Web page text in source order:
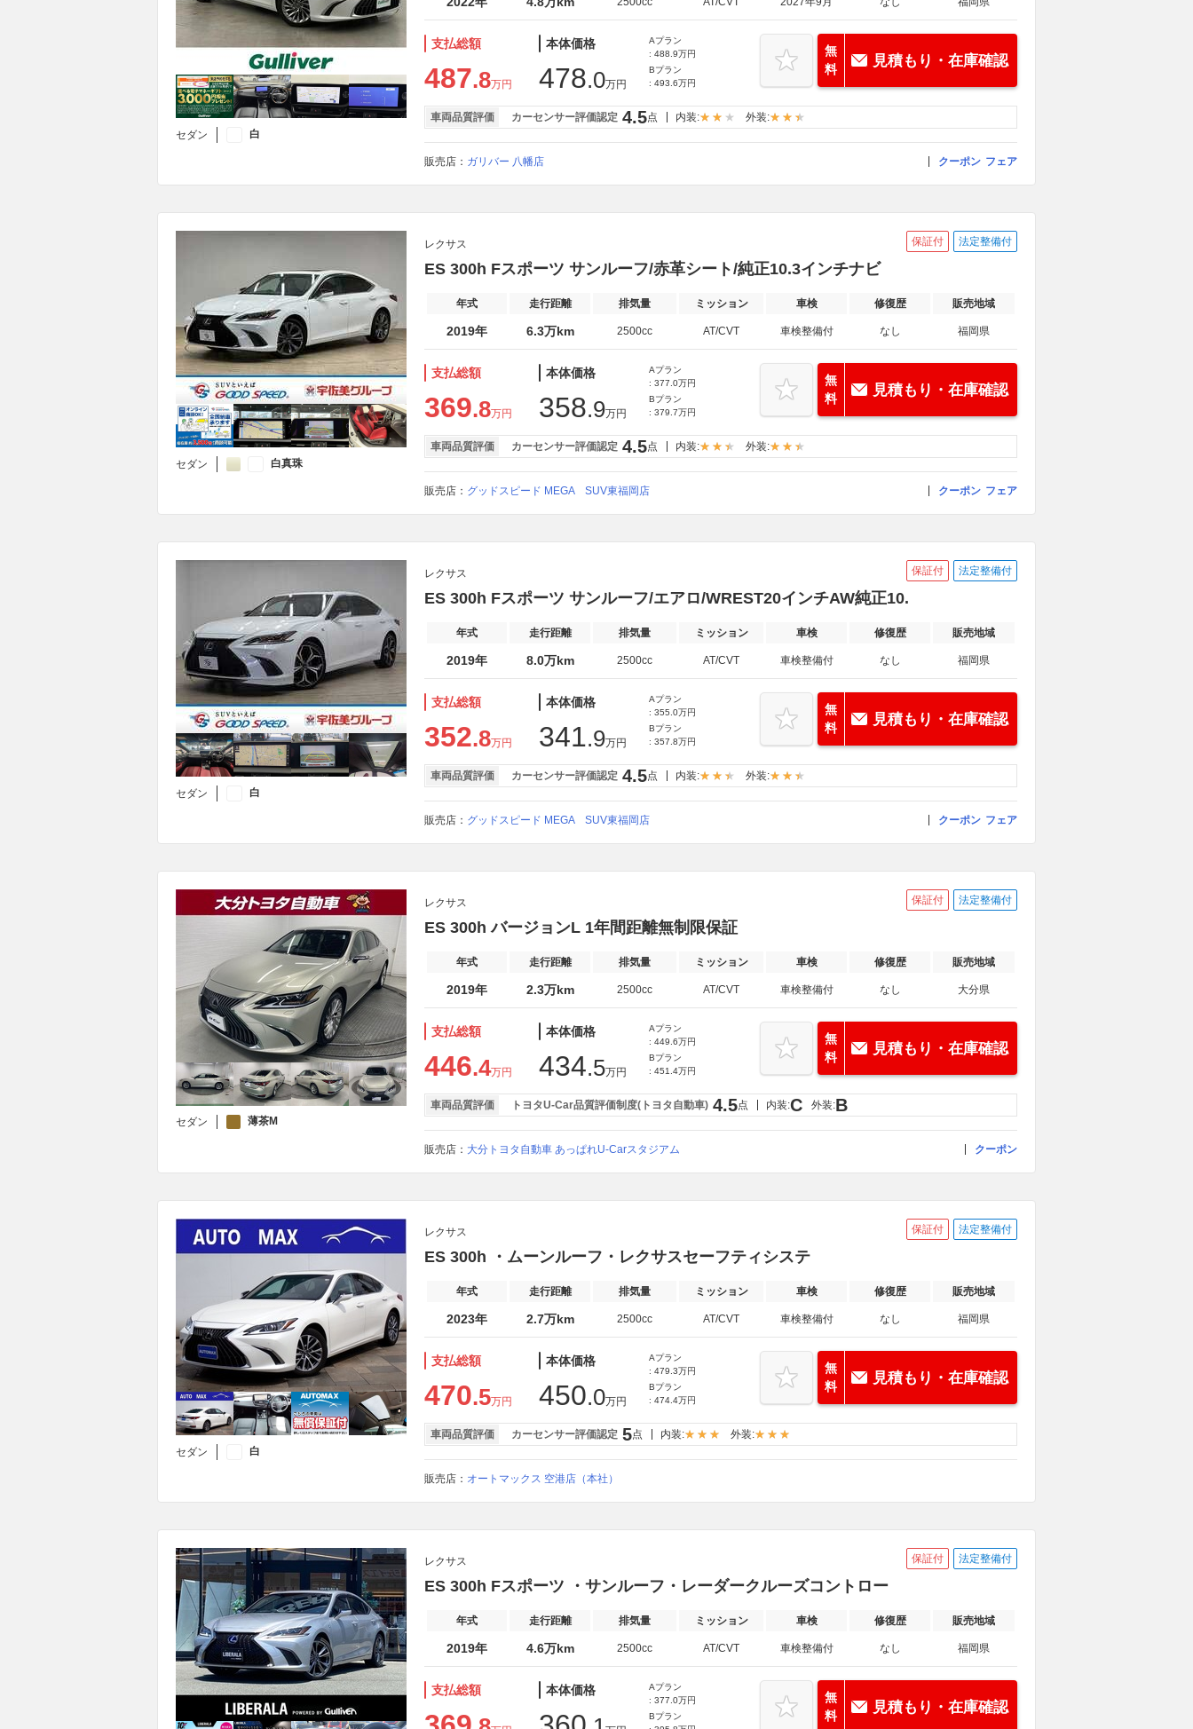
セダン 白
支払総額
487.8万円
本体価格
478.0万円
Aプラン
: 488.9万円
Bプラン
: 493.6万円
無
料
見積もり・在庫確認
車両品質評価 カーセンサー評価認定 4.5点 内装: 外装:
販売店： ガリバー 八幡店 クーポン フェア
セダン 白真珠
レクサス 保証付 法定整備付
ES 300h Fスポーツ サンルーフ/赤革シート/純正10.3インチナビ
年式 走行距離 排気量 ミッション 車検 修復歴 販売地域
2019年 6.3万km 2500cc AT/CVT 車検整備付 なし 福岡県
支払総額
369.8万円
本体価格
358.9万円
Aプラン
: 377.0万円
Bプラン
: 379.7万円
無
料
見積もり・在庫確認
車両品質評価 カーセンサー評価認定 4.5点 内装: 外装:
販売店： グッドスピード MEGA SUV東福岡店 クーポン フェア
セダン 白
レクサス 保証付 法定整備付
ES 300h Fスポーツ サンルーフ/エアロ/WREST20インチAW純正10.
年式 走行距離 排気量 ミッション 車検 修復歴 販売地域
2019年 8.0万km 2500cc AT/CVT 車検整備付 なし 福岡県
支払総額
352.8万円
本体価格
341.9万円
Aプラン
: 355.0万円
Bプラン
: 357.8万円
無
料
見積もり・在庫確認
車両品質評価 カーセンサー評価認定 4.5点 内装: 外装:
販売店： グッドスピード MEGA SUV東福岡店 クーポン フェア
セダン 薄茶M
レクサス 保証付 法定整備付
ES 300h バージョンL 1年間距離無制限保証
年式 走行距離 排気量 ミッション 車検 修復歴 販売地域
2019年 2.3万km 2500cc AT/CVT 車検整備付 なし 大分県
支払総額
446.4万円
本体価格
434.5万円
Aプラン
: 449.6万円
Bプラン
: 451.4万円
無
料
見積もり・在庫確認
車両品質評価 トヨタU-Car品質評価制度(トヨタ自動車) 4.5点 内装:C 外装:B
販売店： 大分トヨタ自動車 あっぱれU-Carスタジアム クーポン
セダン 白
レクサス 保証付 法定整備付
ES 300h ・ムーンルーフ・レクサスセーフティシステ
年式 走行距離 排気量 ミッション 車検 修復歴 販売地域
2023年 2.7万km 2500cc AT/CVT 車検整備付 なし 福岡県
支払総額
470.5万円
本体価格
450.0万円
Aプラン
: 479.3万円
Bプラン
: 474.4万円
無
料
見積もり・在庫確認
車両品質評価 カーセンサー評価認定 5点 内装: 外装:
販売店： オートマックス 空港店（本社）
レクサス 保証付 法定整備付
ES 300h Fスポーツ ・サンルーフ・レーダークルーズコントロー
年式 走行距離 排気量 ミッション 車検 修復歴 販売地域
2019年 4.6万km 2500cc AT/CVT 車検整備付 なし 福岡県
支払総額 本体価格
Aプラン
: 377.0万円
Bプラン
無
料
見積もり・在庫確認